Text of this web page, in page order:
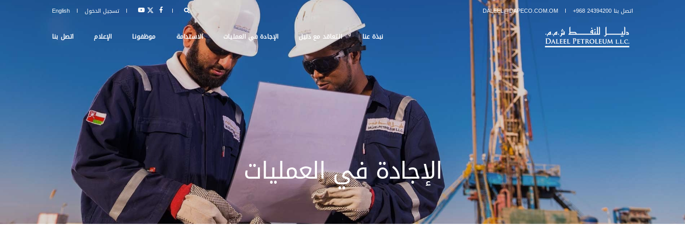
اتصل بنا 24394200 968+ DALEEL@DAPECO.COM.OM تسجيل الدخول English
نبذة عنا التعاقد مع دليل الإجادة في العمليات الاستدامة موظفونا الإعلام اتصل بنا
الإجادة في العمليات